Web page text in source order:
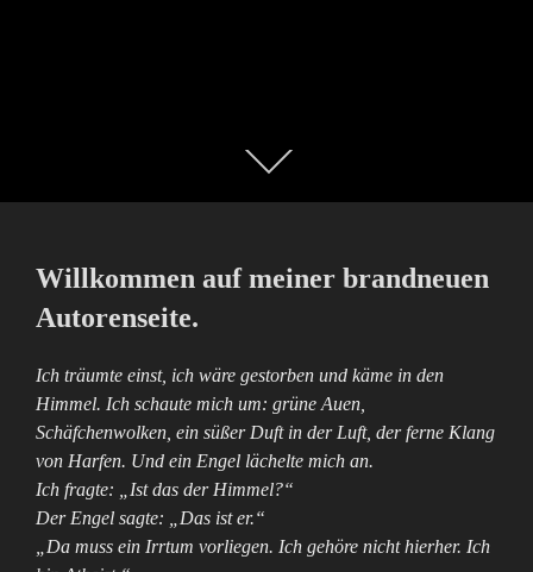
Zum
Inhalt
Willkommen auf meiner brandneuen
Autorenseite.
Ich träumte einst, ich wäre gestorben und käme in den
Himmel. Ich schaute mich um: grüne Auen,
Schäfchenwolken, ein süßer Duft in der Luft, der ferne Klang
von Harfen. Und ein Engel lächelte mich an.
Ich fragte: „Ist das der Himmel?“
Der Engel sagte: „Das ist er.“
„Da muss ein Irrtum vorliegen. Ich gehöre nicht hierher. Ich